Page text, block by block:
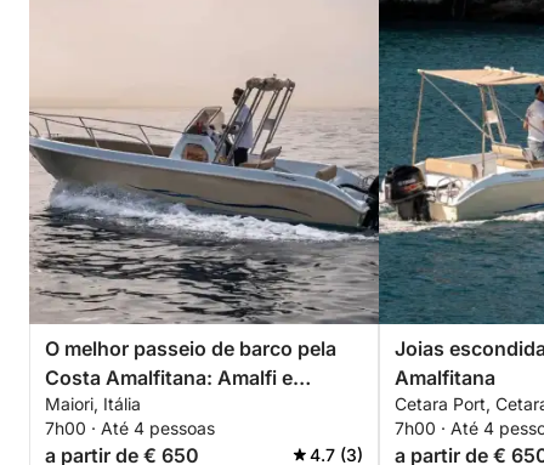
O melhor passeio de barco pela
Costa Amalfitana: Amalfi e
Positano
Maiori, Itália
7h00 · Até 4 pessoas
a partir de € 650 4.7 (3)
Joias
Amalfitana
Cetara Port,
7h00 · Até 4
a partir de €